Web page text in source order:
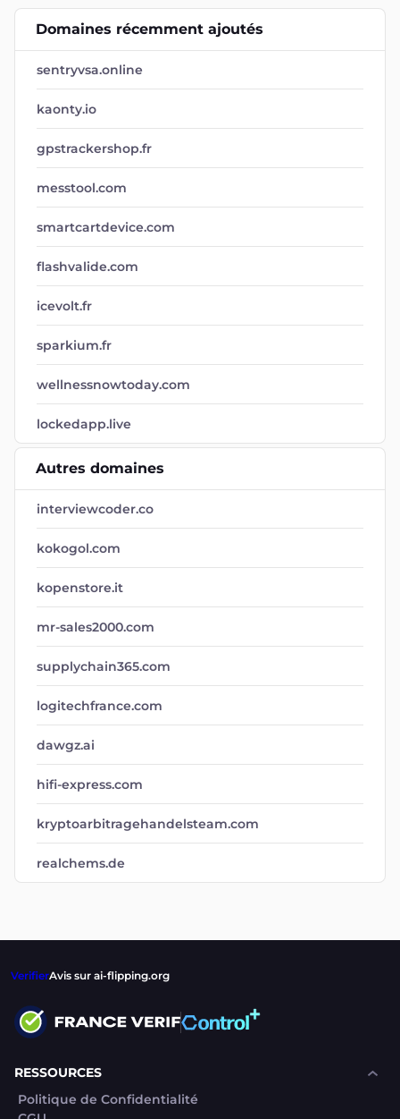
Domaines récemment ajoutés
sentryvsa.online
kaonty.io
gpstrackershop.fr
messtool.com
smartcartdevice.com
flashvalide.com
icevolt.fr
sparkium.fr
wellnessnowtoday.com
lockedapp.live
Autres domaines
interviewcoder.co
kokogol.com
kopenstore.it
mr-sales2000.com
supplychain365.com
logitechfrance.com
dawgz.ai
hifi-express.com
kryptoarbitragehandelsteam.com
realchems.de
VerifierAvis sur ai-flipping.org
RESSOURCES
Politique de Confidentialité